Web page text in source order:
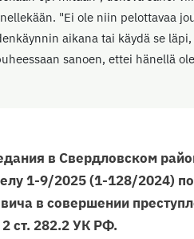
"Ei ole niin pelottavaa
aikana tai käydä se
sanoen, ettei hänellä
в Свердловском
1-9/2025 (1-128/2024)
в совершении
ст. 282.2 УК РФ.